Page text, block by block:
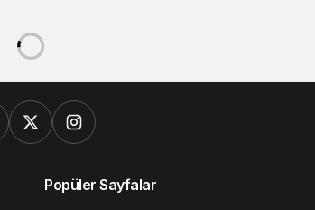
Popüler Sayfalar